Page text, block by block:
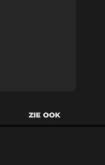
ZIE OOK